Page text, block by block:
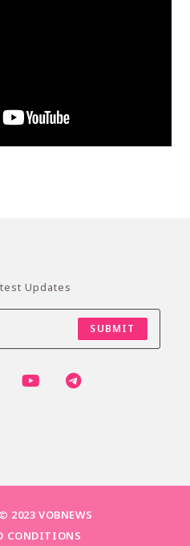
Updates
SUBMIT
2023 VOBNEWS
CONDITIONS